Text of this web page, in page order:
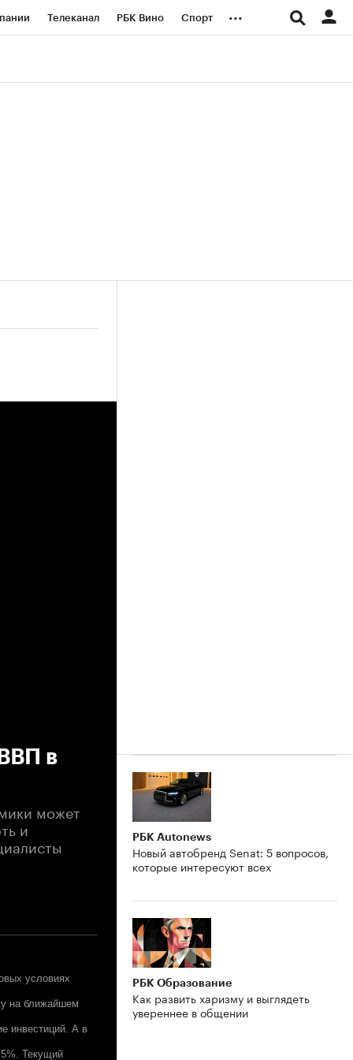
Телеканал РБК Вино Спорт ...
в
может
и
условиях
на ближайшем
инвестиций. А в
Текущий
РБК Autonews
Новый автобренд Senat: 5 вопросов,
которые интересуют всех
РБК Образование
Как развить харизму и выглядеть
увереннее в общении